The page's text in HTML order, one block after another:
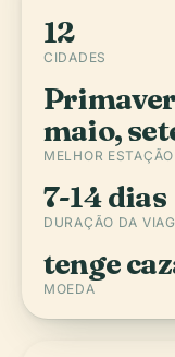
12
CIDADES
maio,
MELHOR ESTAÇÃO
7-14 dias
DURAÇÃO DA
tenge
MOEDA